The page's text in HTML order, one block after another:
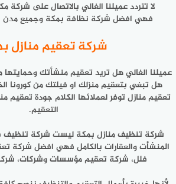
لا تتردد عميلنا الغالي بالاتصال على شركة
فهي افضل شركة نظافة بمكة وجميع مدن
شركة تعقيم منازل
عميلنا الغالي هل تريد تعقيم منشأتك وحمايتها
هل تبغي بتعقيم منزلك او فيلتك من كورونا
تعقيم منازل توفر لعملائها الكلام جودة تعقيم
التعقيم.
شركة تنظيف منازل بمكة ليست شركة تنظيف
المنشأت والعقارات بالكامل فهي افضل شركة
فلل، شركة تعقيم مؤسسات وشركات،